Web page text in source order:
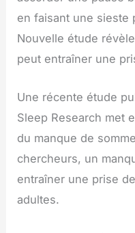
en faisant une sieste
Nouvelle étude
peut entraîner une
Une récente étude
Sleep Research met
du manque de
chercheurs, un
entraîner une prise
adultes.